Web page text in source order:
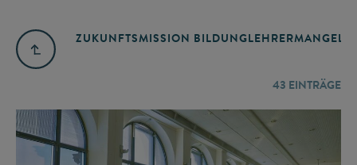
ZUKUNFTSMISSION BILDUNGLEHRERMANGEL
43 EINTRÄGE